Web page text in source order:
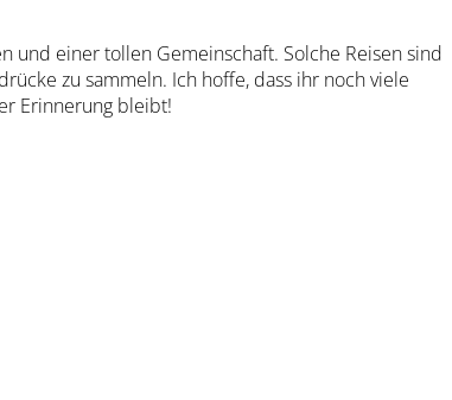
und einer tollen Gemeinschaft. Solche Reisen sind
zu sammeln. Ich hoffe, dass ihr noch viele
Erinnerung bleibt!